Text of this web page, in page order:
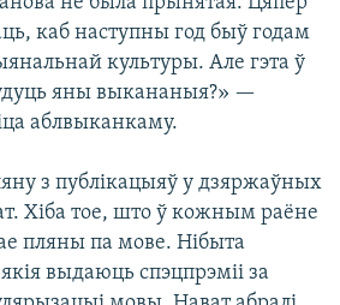
каб наступны год быў годам
культуры. Але гэта ў
яны выкананыя?» —
аблвыканкаму.
з публікацыяў у дзяржаўных
Хіба тое, што ў кожным раёне
пляны па мове. Нібыта
выдаюць спэцпрэміі за